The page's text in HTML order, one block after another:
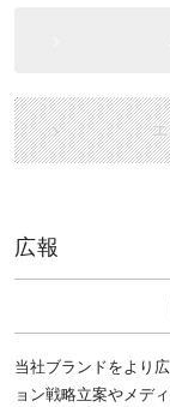
エ
広報
当社ブランドをより
ョン戦略立案やメデ